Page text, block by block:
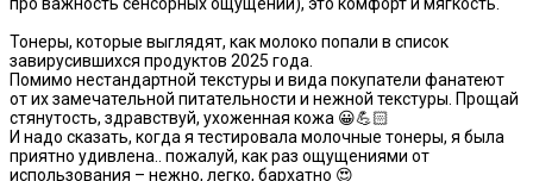
Тонеры, которые выглядят, как молоко попали в список
завирусившихся продуктов 2025 года.
Помимо нестандартной текстуры и вида покупатели фанатеют
от их замечательной питательности и нежной текстуры. Прощай
стянутость, здравствуй, ухоженная кожа 😀💪🏻
И надо сказать, когда я тестировала молочные тонеры, я была
приятно удивлена.. пожалуй, как раз ощущениями от
использования – нежно, легко, бархатно 😍